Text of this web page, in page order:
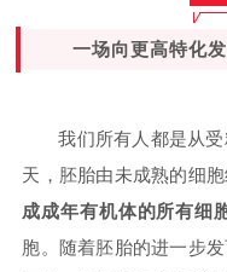
一场向更高特化
我们所有人都是从
天，胚胎由未成熟的细胞
成成年有机体的所有细
胞。随着胚胎的进一步